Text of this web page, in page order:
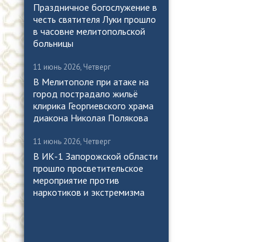
Праздничное богослужение в
честь святителя Луки прошло
в часовне мелитопольской
больницы
11 июнь 2026, Четверг
В Мелитополе при атаке на
город пострадало жильё
клирика Георгиевского храма
диакона Николая Полякова
11 июнь 2026, Четверг
В ИК-1 Запорожской области
прошло просветительское
мероприятие против
наркотиков и экстремизма